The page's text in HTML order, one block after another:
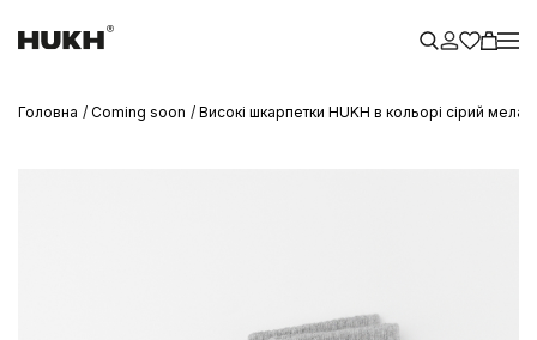
Головна Coming soon Високі шкарпетки HUKH в кольорі сірий